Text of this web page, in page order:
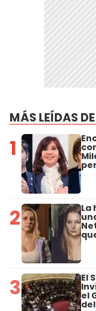
MÁS LEÍDAS
1
2 La
3 El
el